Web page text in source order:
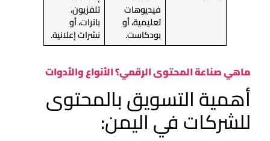
فيديوهات
تعليمية، أو
بودكاست.
تلفزيون،
بانرات، أو
نشرات إعلانية.
ماهي صناعة المحتوى الرقمي؟ الأنواع والأدوات
أهمية التسويق بالمحتوى
للشركات في اليمن: